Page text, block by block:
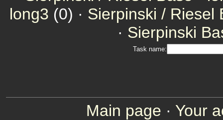
long3 (0) · Sierpinski / Riesel
· Sierpinski
Task name:
Main page · Your